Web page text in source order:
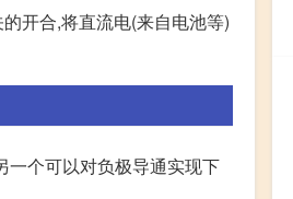
开合,将直流电(来自电池等)
一个可以对负极导通实现下